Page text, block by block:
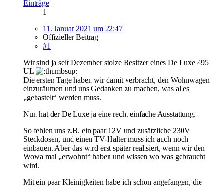
Einträge
1
11. Januar 2021 um 22:47
Offizieller Beitrag
#1
Wir sind ja seit Dezember stolze Besitzer eines De Luxe 495
UL
Die ersten Tage haben wir damit verbracht, den Wohnwagen
einzuräumen und uns Gedanken zu machen, was alles
„gebastelt“ werden muss.
Nun hat der De Luxe ja eine recht einfache Ausstattung.
So fehlen uns z.B. ein paar 12V und zusätzliche 230V
Steckdosen, und einen TV-Halter muss ich auch noch
einbauen. Aber das wird erst später realisiert, wenn wir den
Wowa mal „erwohnt“ haben und wissen wo was gebraucht
wird.
Mit ein paar Kleinigkeiten habe ich schon angefangen, die